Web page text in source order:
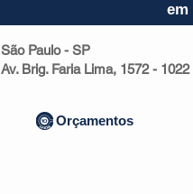
em
São Paulo - SP
Av. Brig. Faria Lima, 1572 - 1022
Orçamentos